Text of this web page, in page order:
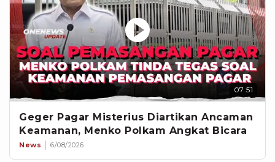
07:51
Geger Pagar Misterius Diartikan Ancaman
Keamanan, Menko Polkam Angkat Bicara
News 6/08/2026